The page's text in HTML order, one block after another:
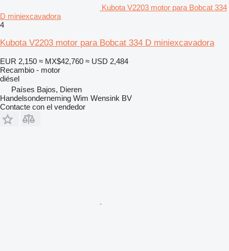
Kubota V2203 motor para Bobcat 334
D miniexcavadora
4
Kubota V2203 motor para Bobcat 334 D miniexcavadora
EUR 2,150 ≈ MX$42,760 ≈ USD 2,484
Recambio - motor
diésel
Países Bajos, Dieren
Handelsonderneming Wim Wensink BV
Contacte con el vendedor